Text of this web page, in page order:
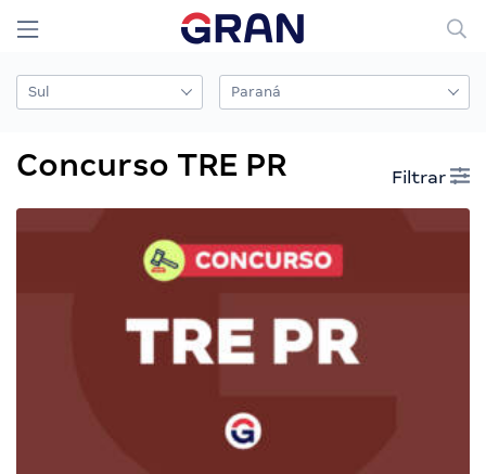
Concurso TRE PR Filtrar